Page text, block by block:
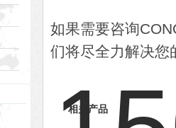
如果需要咨询
们将尽全力解决您
相关产品